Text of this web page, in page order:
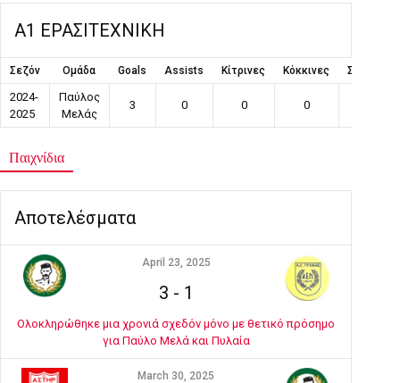
Α1 ΕΡΑΣΙΤΕΧΝΙΚΗ
Σεζόν Ομάδα Goals Assists Κίτρινες Κόκκινες
2024-
2025
Παύλος
Μελάς
3 0 0 0
Παιχνίδια
Αποτελέσματα
April 23, 2025
3 - 1
Ολοκληρώθηκε μια χρονιά σχεδόν μόνο με θετικό πρόσημο
για Παύλο Μελά και Πυλαία
March 30, 2025